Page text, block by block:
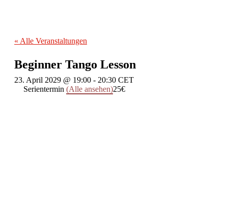
« Alle Veranstaltungen
Beginner Tango Lesson
23. April 2029 @ 19:00 - 20:30 CET
Serientermin (Alle ansehen)25€